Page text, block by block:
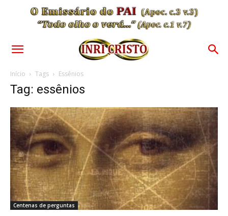
Início Tags Essênios
Tag: essênios
Centenas de perguntas